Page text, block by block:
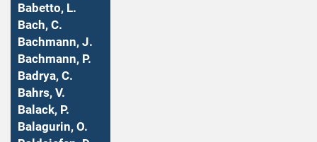
Babetto, L.
Bach, C.
Bachmann, J.
Bachmann, P.
Badrya, C.
Bahrs, V.
Balack, P.
Balagurin, O.